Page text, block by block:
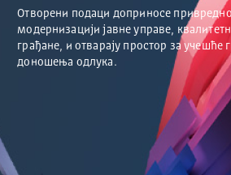
Отворени подаци доприносе
модернизацији јавне управе,
грађане, и отварају простор за учешће
доношења одлука.